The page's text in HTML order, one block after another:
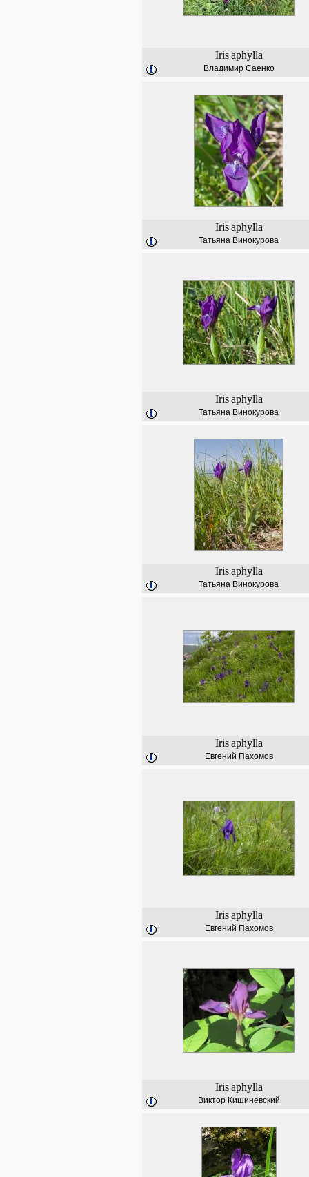
Iris aphylla
Владимир Саенко
Iris aphylla
Татьяна Винокурова
Iris aphylla
Татьяна Винокурова
Iris aphylla
Татьяна Винокурова
Iris aphylla
Евгений Пахомов
Iris aphylla
Евгений Пахомов
Iris aphylla
Виктор Кишиневский